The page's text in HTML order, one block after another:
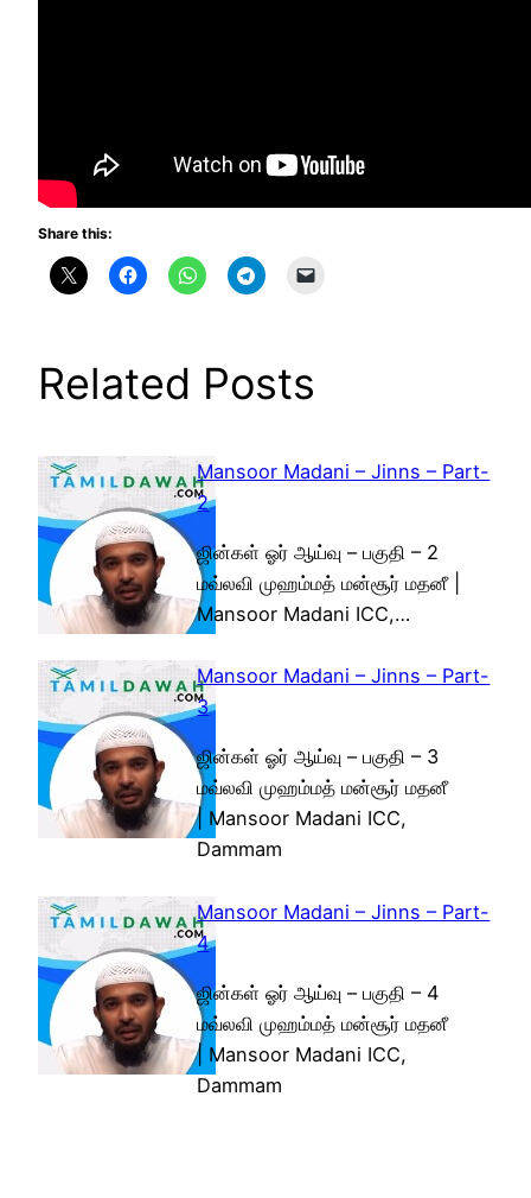
Share this:
Related Posts
Mansoor Madani – Jinns – Part-
2
ஜின்கள் ஓர் ஆய்வு – பகுதி – 2
மவ்லவி முஹம்மத் மன்சூர் மதனீ |
Mansoor Madani ICC,…
Mansoor Madani – Jinns – Part-
3
ஜின்கள் ஓர் ஆய்வு – பகுதி – 3
மவ்லவி முஹம்மத் மன்சூர் மதனீ
| Mansoor Madani ICC,
Dammam
Mansoor Madani – Jinns – Part-
4
ஜின்கள் ஓர் ஆய்வு – பகுதி – 4
மவ்லவி முஹம்மத் மன்சூர் மதனீ
| Mansoor Madani ICC,
Dammam